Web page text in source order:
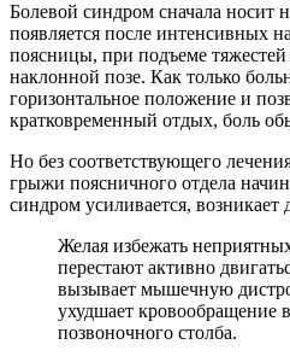
Болевой синдром сначала носит
появляется после интенсивных
поясницы, при подъеме тяжестей
наклонной позе. Как только
горизонтальное положение и
кратковременный отдых, боль
Но без соответствующего
грыжи поясничного отдела
синдром усиливается, возникает
Желая избежать
перестают активно
вызывает мышечную
ухудшает кровообращение
позвоночного столба.